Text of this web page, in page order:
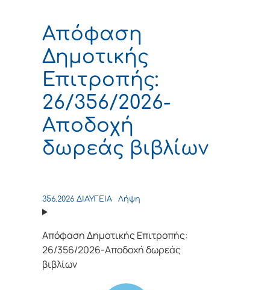
Απόφαση
Δημοτικής
Επιτροπής:
26/356/2026-
Αποδοχή
δωρεάς βιβλίων
356.2026 ΔΙΑΥΓΕΙΑ Λήψη
Απόφαση Δημοτικής Επιτροπής:
26/356/2026-Αποδοχή δωρεάς
βιβλίων